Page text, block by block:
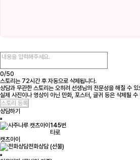
0/50
스토리는 72시간 후 자동으로 삭제됩니다.
상담과 무관한 스토리는 오히려 선생님의 전문성을 해칠 수
실제 사진이나 영상이 아닌 만화, 포스터, 글귀 등은 삭제될 수
상담하기
145번
타로
캣츠아이
전화상담 (선불)